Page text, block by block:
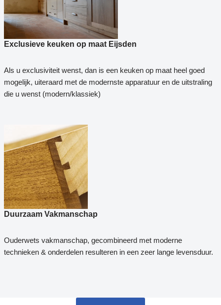
Exclusieve keuken op maat Eijsden
Als u exclusiviteit wenst, dan is een keuken op maat heel goed
mogelijk, uiteraard met de modernste apparatuur en de uitstraling
die u wenst (modern/klassiek)
Duurzaam Vakmanschap
Ouderwets vakmanschap, gecombineerd met moderne
technieken & onderdelen resulteren in een zeer lange levensduur.